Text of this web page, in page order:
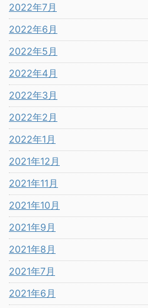
2022年7月
2022年6月
2022年5月
2022年4月
2022年3月
2022年2月
2022年1月
2021年12月
2021年11月
2021年10月
2021年9月
2021年8月
2021年7月
2021年6月